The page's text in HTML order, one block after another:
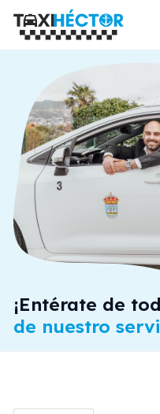
¡Entérate de
de nuestro